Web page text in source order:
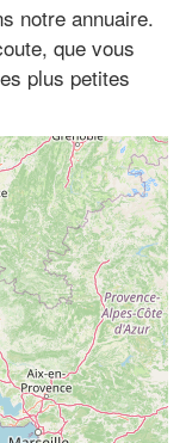
notre annuaire.
que vous
plus petites